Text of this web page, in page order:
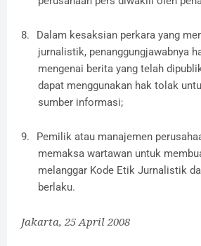
8.
Dalam kesaksian perkara yang
jurnalistik, penanggungjawabnya
mengenai berita yang telah
dapat menggunakan hak tolak
sumber informasi;
9.
Pemilik atau manajemen
memaksa wartawan untuk
melanggar Kode Etik Jurnalistik
berlaku.
Jakarta, 25 April 2008